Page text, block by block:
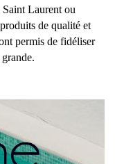
Saint Laurent ou
de qualité et
permis de fidéliser